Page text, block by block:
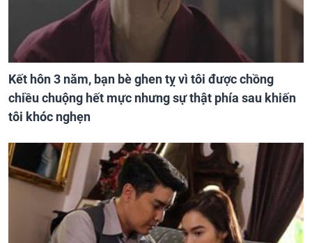
Kết hôn 3 năm, bạn bè ghen tỵ vì tôi được chồng
chiều chuộng hết mực nhưng sự thật phía sau khiến
tôi khóc nghẹn